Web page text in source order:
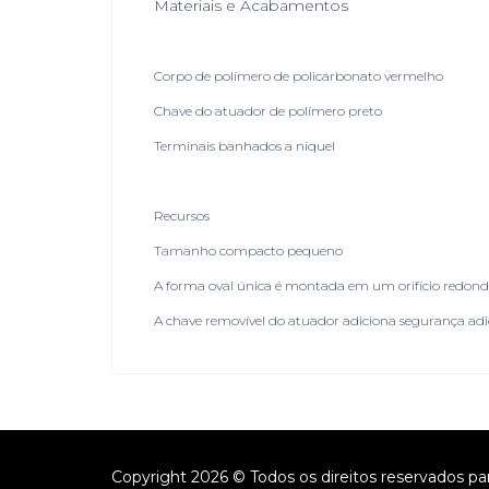
Materiais e Acabamentos
Corpo de polímero de policarbonato vermelho
Chave do atuador de polímero preto
Terminais banhados a níquel
Recursos
Tamanho compacto pequeno
A forma oval única é montada em um orifício
A chave removível do atuador adiciona segurança
Copyright 2026 © Todos os direitos reservados